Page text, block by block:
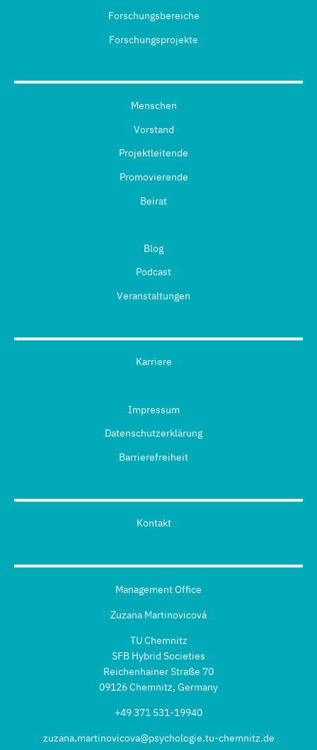
Forschungsbereiche
Forschungsprojekte
Menschen
Vorstand
Projektleitende
Promovierende
Beirat
Blog
Podcast
Veranstaltungen
Karriere
Impressum
Datenschutzerklärung
Barrierefreiheit
Kontakt
Management Office
Zuzana Martinovicová
TU Chemnitz
SFB Hybrid Societies
Reichenhainer Straße 70
09126 Chemnitz, Germany
+49 371 531-19940
zuzana.martinovicova@psychologie.tu-chemnitz.de